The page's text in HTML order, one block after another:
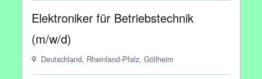
Elektroniker für Betriebstechnik
(m/w/d)
Deutschland, Rheinland-Pfalz, Göllheim